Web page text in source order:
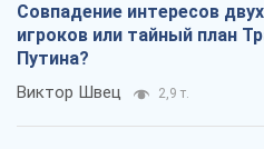
Совпадение интересов
игроков или тайный план
Путина?
Виктор Швец 2,9 т.